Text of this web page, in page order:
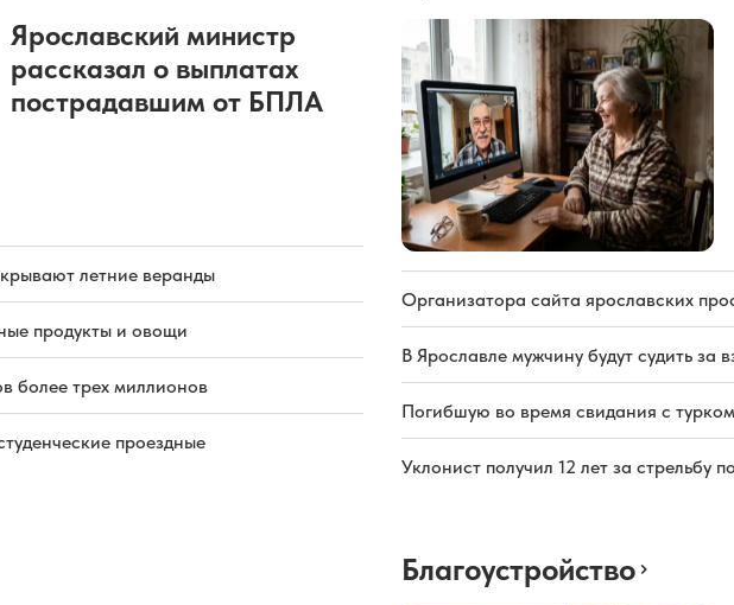
Ярославский министр
рассказал о выплатах
пострадавшим от БПЛА
летние веранды
продукты и овощи
более трех миллионов
проездные
Организатора сайта ярославских
В Ярославле мужчину будут судить за
Погибшую во время свидания с
Уклонист получил 12 лет за стрельбу
Благоустройство